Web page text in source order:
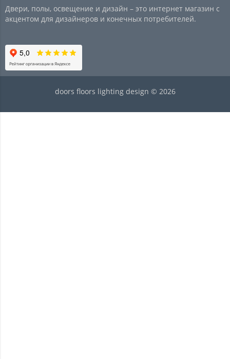
Двери, полы, освещение и дизайн – это интернет магазин с
акцентом для дизайнеров и конечных потребителей.
doors floors lighting design © 2026